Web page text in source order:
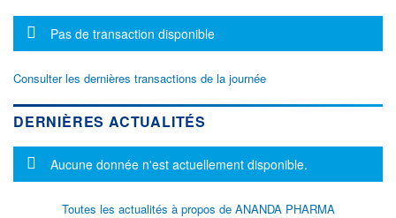
Message d'information
Pas de transaction disponible
Consulter les dernières transactions de la journée
DERNIÈRES ACTUALITÉS
Message d'information
Aucune donnée n'est actuellement disponible.
Toutes les actualités à propos de ANANDA PHARMA